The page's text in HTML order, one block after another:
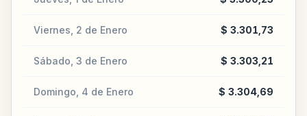
Viernes, 2 de Enero $ 3.301,73
Sábado, 3 de Enero $ 3.303,21
Domingo, 4 de Enero $ 3.304,69